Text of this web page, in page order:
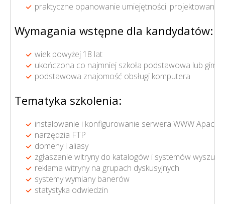
praktyczne opanowanie umiejętności:
Wymagania wstępne dla kandydatów:
wiek powyżej 18 lat
ukończona co najmniej szkoła podstawowa lub
podstawowa znajomość obsługi komputera
Tematyka szkolenia:
instalowanie i konfigurowanie serwera WWW
narzędzia FTP
domeny i aliasy
zgłaszanie witryny do katalogów i systemów
reklama witryny na grupach dyskusyjnych
systemy wymiany banerów
statystyka odwiedzin